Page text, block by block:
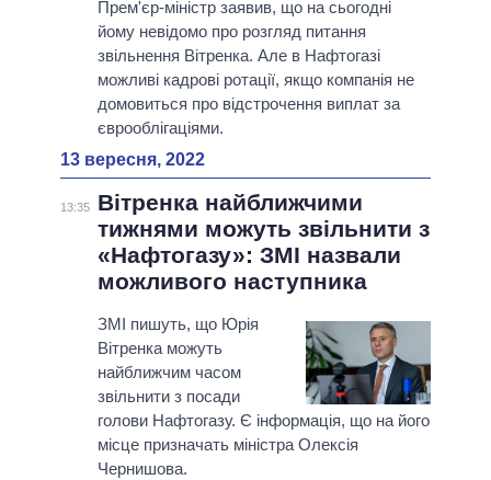
Прем'єр-міністр заявив, що на сьогодні
йому невідомо про розгляд питання
звільнення Вітренка. Але в Нафтогазі
можливі кадрові ротації, якщо компанія не
домовиться про відстрочення виплат за
єврооблігаціями.
13 вересня, 2022
13:35
Вітренка найближчими
тижнями можуть звільнити з
«Нафтогазу»: ЗМІ назвали
можливого наступника
ЗМІ пишуть, що Юрія
Вітренка можуть
найближчим часом
звільнити з посади
голови Нафтогазу. Є інформація, що на його
місце призначать міністра Олексія
Чернишова.